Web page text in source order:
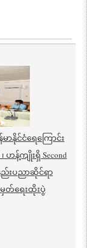
ာနိုင်ငံရေကြောင်း
ကျိုးရှိ Second
နည်းပညာဆိုင်ရာ
တ်ရေးထိုးပွဲ